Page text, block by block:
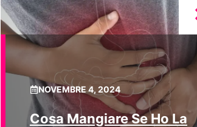
NOVEMBRE 4, 2024
Cosa Mangiare Se Ho La